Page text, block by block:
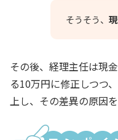
そうそう、
その後、経理主任は現
る10万円に修正しつつ
上し、その差異の原因